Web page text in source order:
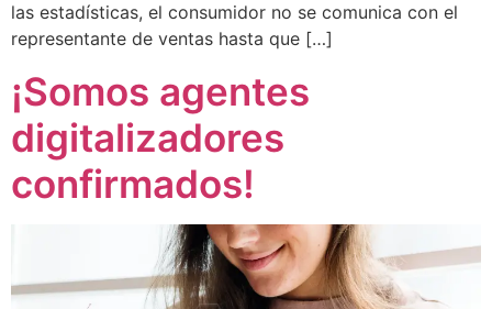
las estadísticas, el consumidor no se comunica con el
representante de ventas hasta que […]
¡Somos agentes
digitalizadores
confirmados!